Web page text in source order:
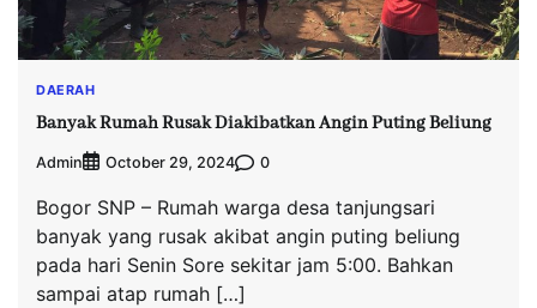
DAERAH
Banyak Rumah Rusak Diakibatkan Angin Puting Beliung
Admin October 29, 2024 0
Bogor SNP – Rumah warga desa tanjungsari
banyak yang rusak akibat angin puting beliung
pada hari Senin Sore sekitar jam 5:00. Bahkan
sampai atap rumah […]